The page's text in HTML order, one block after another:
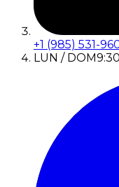
+1 (985) 531-
LUN / DOM